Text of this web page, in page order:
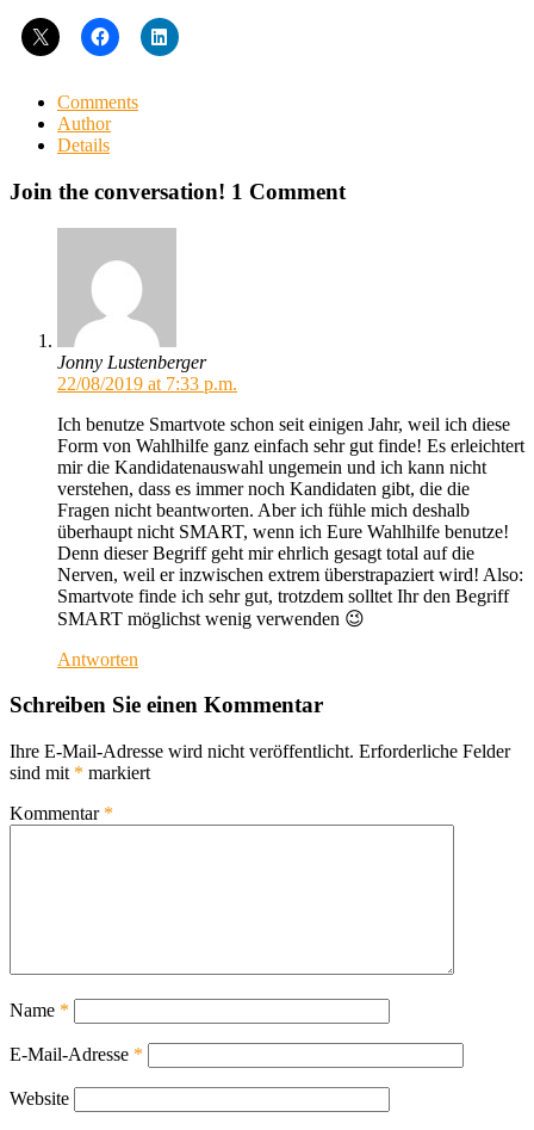
Comments
Author
Details
Join the conversation! 1 Comment
Jonny Lustenberger
22/08/2019 at 7:33 p.m.
Ich benutze Smartvote schon seit einigen Jahr, weil ich diese
Form von Wahlhilfe ganz einfach sehr gut finde! Es erleichtert
mir die Kandidatenauswahl ungemein und ich kann nicht
verstehen, dass es immer noch Kandidaten gibt, die die
Fragen nicht beantworten. Aber ich fühle mich deshalb
überhaupt nicht SMART, wenn ich Eure Wahlhilfe benutze!
Denn dieser Begriff geht mir ehrlich gesagt total auf die
Nerven, weil er inzwischen extrem überstrapaziert wird! Also:
Smartvote finde ich sehr gut, trotzdem solltet Ihr den Begriff
SMART möglichst wenig verwenden 😉
Antworten
Schreiben Sie einen Kommentar
Ihre E-Mail-Adresse wird nicht veröffentlicht. Erforderliche Felder
sind mit * markiert
Kommentar *
Name *
E-Mail-Adresse *
Website